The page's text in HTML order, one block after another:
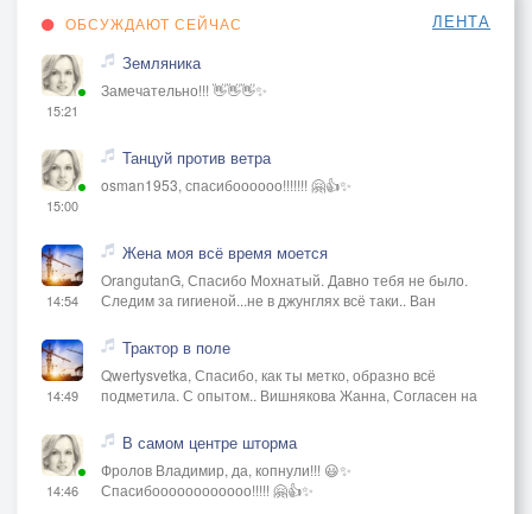
ОБСУЖДАЮТ СЕЙЧАС ЛЕНТА
15:21
Земляника
Замечательно!!! 👋👋👋✨
15:00
Танцуй против ветра
osman1953, спасибоооооо!!!!!!! 🤗👍✨
14:54
Жена моя всё время моется
OrangutanG, Спасибо Мохнатый. Давно тебя не было.
Следим за гигиеной...не в джунглях всё таки.. Ван
14:49
Трактор в поле
Qwertysvetka, Спасибо, как ты метко, образно всё
подметила. С опытом.. Вишнякова Жанна, Согласен на
14:46
В самом центре шторма
Фролов Владимир, да, копнули!!! 😃✨
Спасибоооооооооооо!!!!! 🤗👍✨